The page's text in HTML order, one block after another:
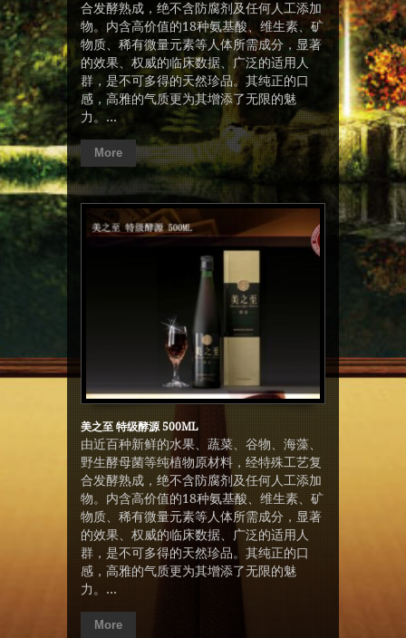
合发酵熟成，绝不含防腐剂及任何人工添加
物。内含高价值的18种氨基酸、维生素、矿
物质、稀有微量元素等人体所需成分，显著
的效果、权威的临床数据、广泛的适用人
群，是不可多得的天然珍品。其纯正的口
感，高雅的气质更为其增添了无限的魅
力。...
More
美之至 特级酵源 500ML
由近百种新鲜的水果、蔬菜、谷物、海藻、
野生酵母菌等纯植物原材料，经特殊工艺复
合发酵熟成，绝不含防腐剂及任何人工添加
物。内含高价值的18种氨基酸、维生素、矿
物质、稀有微量元素等人体所需成分，显著
的效果、权威的临床数据、广泛的适用人
群，是不可多得的天然珍品。其纯正的口
感，高雅的气质更为其增添了无限的魅
力。...
More